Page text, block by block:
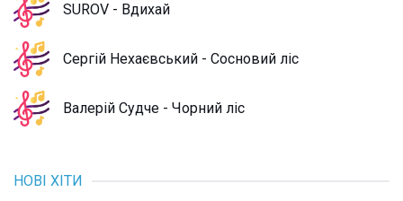
SUROV - Вдихай
Сергій Нехаєвський - Сосновий ліс
Валерій Судче - Чорний ліс
НОВІ ХІТИ